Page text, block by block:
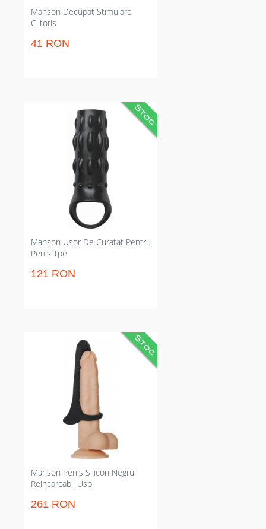
Manson Decupat Stimulare
Clitoris
41 RON
Manson Usor De Curatat Pentru
Penis Tpe
121 RON
Manson penis reversibil care
crește senzațiile și menține
erecția. Stimulează partenera cu
noduli; menține erecția mai
fermă. Excelent pentru clipe
sexuale îndată ce vrei tărie
controlată fără compromisuri.
Manson Penis Silicon Negru
Reincarcabil Usb
261 RON
manșon din silicon pentru
salvgardarea erecției și stimulare
suplimentară. Cu acumulator USB
și rezistent la apă, menține erecția
mai fermă și elimină grija
bateriilor. Perfect pentru sesiuni
consecutive cu tărie controlată și
stabilă în timpul momentului